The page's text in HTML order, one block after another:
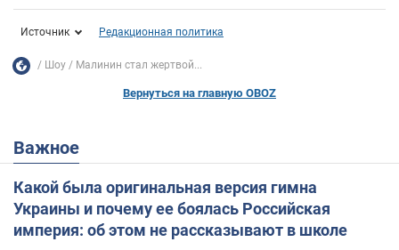
Источник Редакционная политика
Шоу Малинин стал жертвой...
Вернуться на главную OBOZ
Важное
Какой была оригинальная версия гимна
Украины и почему ее боялась Российская
империя: об этом не рассказывают в школе